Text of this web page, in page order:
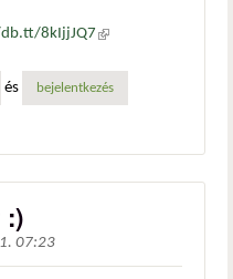
8kIjjJQ7 (külső
és bejelentkezés
:)
07:23